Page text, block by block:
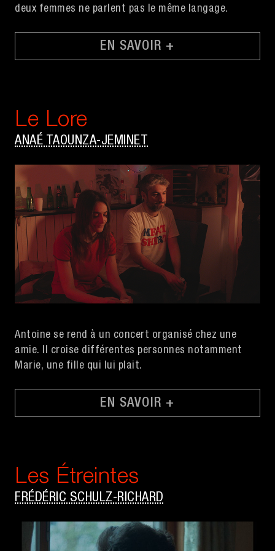
deux femmes ne parlent pas le même langage.
EN SAVOIR +
Le Lore
ANAÉ TAOUNZA-JEMINET
Antoine se rend à un concert organisé chez une
amie. Il croise différentes personnes notamment
Marie, une fille qui lui plait.
EN SAVOIR +
Les Étreintes
FRÉDÉRIC SCHULZ-RICHARD